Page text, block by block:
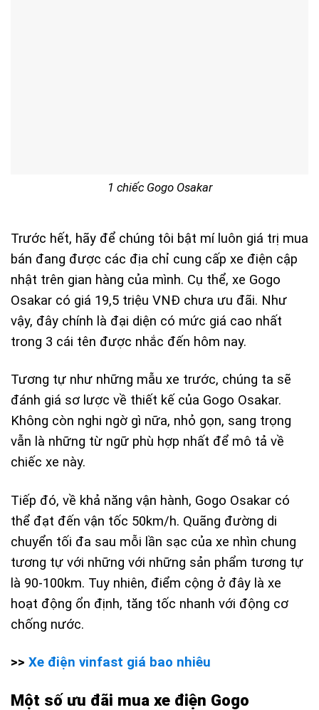
1 chiếc Gogo Osakar
Trước hết, hãy để chúng tôi bật mí luôn giá trị mua
bán đang được các địa chỉ cung cấp xe điện cập
nhật trên gian hàng của mình. Cụ thể, xe Gogo
Osakar có giá 19,5 triệu VNĐ chưa ưu đãi. Như
vậy, đây chính là đại diện có mức giá cao nhất
trong 3 cái tên được nhắc đến hôm nay.
Tương tự như những mẫu xe trước, chúng ta sẽ
đánh giá sơ lược về thiết kế của Gogo Osakar.
Không còn nghi ngờ gì nữa, nhỏ gọn, sang trọng
vẫn là những từ ngữ phù hợp nhất để mô tả về
chiếc xe này.
Tiếp đó, về khả năng vận hành, Gogo Osakar có
thể đạt đến vận tốc 50km/h. Quãng đường di
chuyển tối đa sau mỗi lần sạc của xe nhìn chung
tương tự với những với những sản phẩm tương tự
là 90-100km. Tuy nhiên, điểm cộng ở đây là xe
hoạt động ổn định, tăng tốc nhanh với động cơ
chống nước.
>> Xe điện vinfast giá bao nhiêu
Một số ưu đãi mua xe điện Gogo